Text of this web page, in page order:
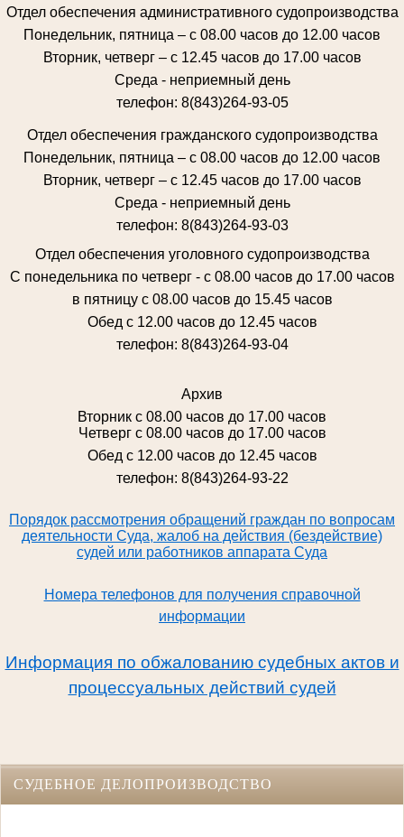
Отдел обеспечения административного судопроизводства
Понедельник, пятница – с 08.00 часов до 12.00 часов
Вторник, четверг – с 12.45 часов до 17.00 часов
Среда - неприемный день
телефон: 8(843)264-93-05
Отдел обеспечения гражданского судопроизводства
Понедельник, пятница – с 08.00 часов до 12.00 часов
Вторник, четверг – с 12.45 часов до 17.00 часов
Среда - неприемный день
телефон: 8(843)264-93-03
Отдел обеспечения уголовного судопроизводства
С понедельника по четверг - с 08.00 часов до 17.00 часов
в пятницу с 08.00 часов до 15.45 часов
Обед с 12.00 часов до 12.45 часов
телефон: 8(843)264-93-04
Архив
Вторник с 08.00 часов до 17.00 часов
Четверг с 08.00 часов до 17.00 часов
Обед с 12.00 часов до 12.45 часов
телефон: 8(843)264-93-22
Порядок рассмотрения обращений граждан по вопросам
деятельности Суда, жалоб на действия (бездействие)
судей или работников аппарата Суда
Номера телефонов для получения справочной
информации
Информация по обжалованию судебных актов и
процессуальных действий судей
СУДЕБНОЕ ДЕЛОПРОИЗВОДСТВО